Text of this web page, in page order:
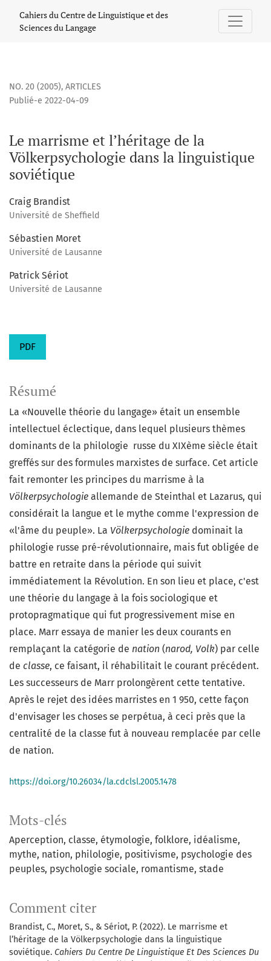
Le marrisme et l’héritage de la Völkerpsychologie dans
Cahiers du Centre de Linguistique et des
Sciences du Langage
NO. 20 (2005), ARTICLES
Le marrisme et l’héritage de la
Völkerpsychologie dans la linguistique
soviétique
Publié-e 2022-04-09
Craig Brandist
Université de Sheffield
Sébastien Moret
Université de Lausanne
Patrick Sériot
Université de Lausanne
PDF
Mots-clés
Aperception classe étymologie folklore idéalisme
mythe nation philologie positivisme psychologie des
peuples psychologie sociale romantisme stade
Comment citer
Brandist, C., Moret, S., & Sériot, P. (2022). Le marrisme et
l’héritage de la Völkerpsychologie dans la linguistique
soviétique. Cahiers Du Centre De Linguistique Et Des Sciences Du
Résumé
La «Nouvelle théorie du langage» était un ensemble
intellectuel éclectique, dans lequel plusieurs thèmes
dominants de la philologie russe du XIXème siècle était
greffés sur des formules marxistes de surface. Cet article
fait remonter les principes du marrisme à la
Völkerpsychologie allemande de Steinthal et Lazarus, qui
considérait la langue et le mythe comme l'expression de
«l'âme du peuple». La Völkerpsychologie dominait la
philologie russe pré-révolutionnaire, mais fut obligée de
battre en retraite dans la période qui suivit
immédiatement la Révolution. En son lieu et place, c'est
une théorie du langage à la fois sociologique et
protopragmatique qui fut progressivement mise en
place. Marr essaya de manier les deux courants en
remplaçant la catégorie de nation (narod, Volk) par celle
de classe, ce faisant, il réhabilitait le courant précédent.
Les successeurs de Marr prolongèrent cette tentative.
Après le rejet des idées marristes en 1 950, cette façon
d'envisager les choses se perpétua, à ceci près que la
centralité de la classe fut à nouveau remplacée par celle
de nation.
https://doi.org/10.26034/la.cdclsl.2005.1478